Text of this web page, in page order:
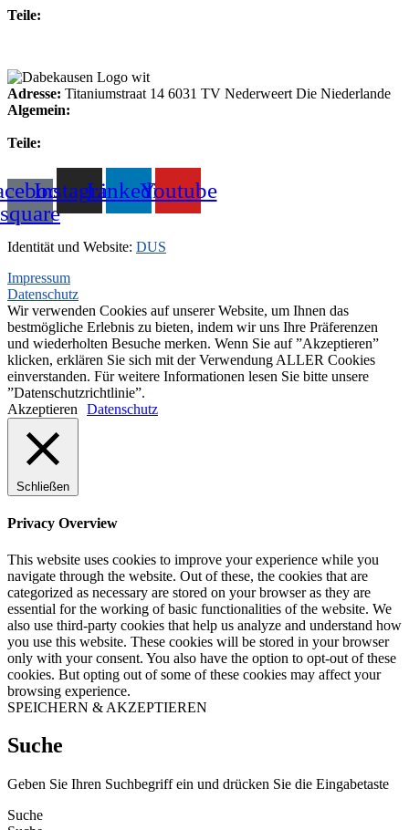
Teile:
Adresse: Titaniumstraat 14 6031 TV Nederweert Die Niederlande
Algemein:
Teile:
square
InstagramLinkedinYoutube
Identität und Website: DUS
Impressum
Datenschutz
Wir verwenden Cookies auf unserer Website, um Ihnen das
bestmögliche Erlebnis zu bieten, indem wir uns Ihre Präferenzen
und wiederholten Besuche merken. Wenn Sie auf ”Akzeptieren”
klicken, erklären Sie sich mit der Verwendung ALLER Cookies
einverstanden. Für weitere Informationen lesen Sie bitte unsere
”Datenschutzrichtlinie”.
Akzeptieren
Datenschutz
Schließen
Privacy Overview
This website uses cookies to improve your experience while you
navigate through the website. Out of these, the cookies that are
categorized as necessary are stored on your browser as they are
essential for the working of basic functionalities of the website. We
also use third-party cookies that help us analyze and understand how
you use this website. These cookies will be stored in your browser
only with your consent. You also have the option to opt-out of these
cookies. But opting out of some of these cookies may affect your
browsing experience.
SPEICHERN & AKZEPTIEREN
Suche
Geben Sie Ihren Suchbegriff ein und drücken Sie die Eingabetaste
Suche